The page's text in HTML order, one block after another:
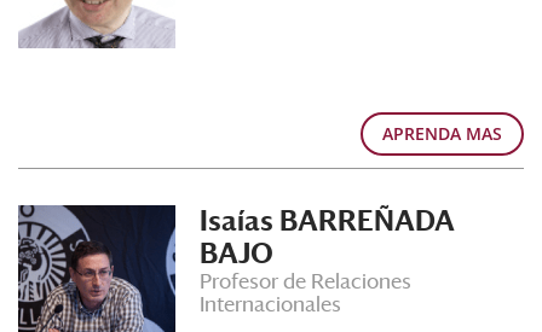
APRENDA MAS
Isaías BARREÑADA
BAJO
Profesor de Relaciones
Internacionales